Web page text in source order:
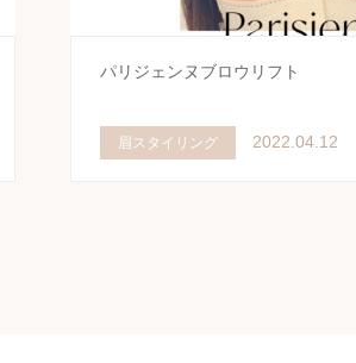
パリジェンヌブロウリフト
眉スタイリング 2022.04.12